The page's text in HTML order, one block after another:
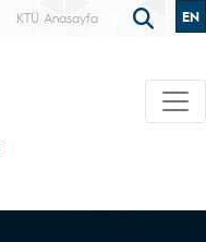
KTÜ Anasayfa EN